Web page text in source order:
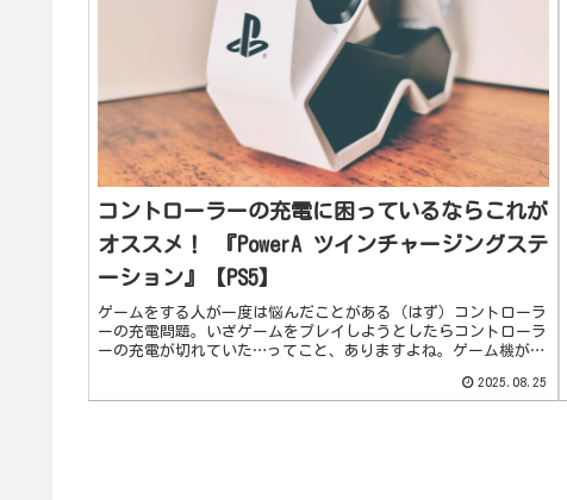
コントローラーの充電に困っているならこれが
オススメ！ 『PowerA ツインチャージングステ
ーション』【PS5】
ゲームをする人が一度は悩んだことがある（はず）コントローラ
ーの充電問題。いざゲームをプレイしようとしたらコントローラ
ーの充電が切れていた…ってこと、ありますよね。ゲーム機が近
2025.08.25